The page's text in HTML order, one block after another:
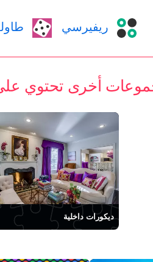
ريفيرسي
أخرى تحتوي على
ديكورات داخلية